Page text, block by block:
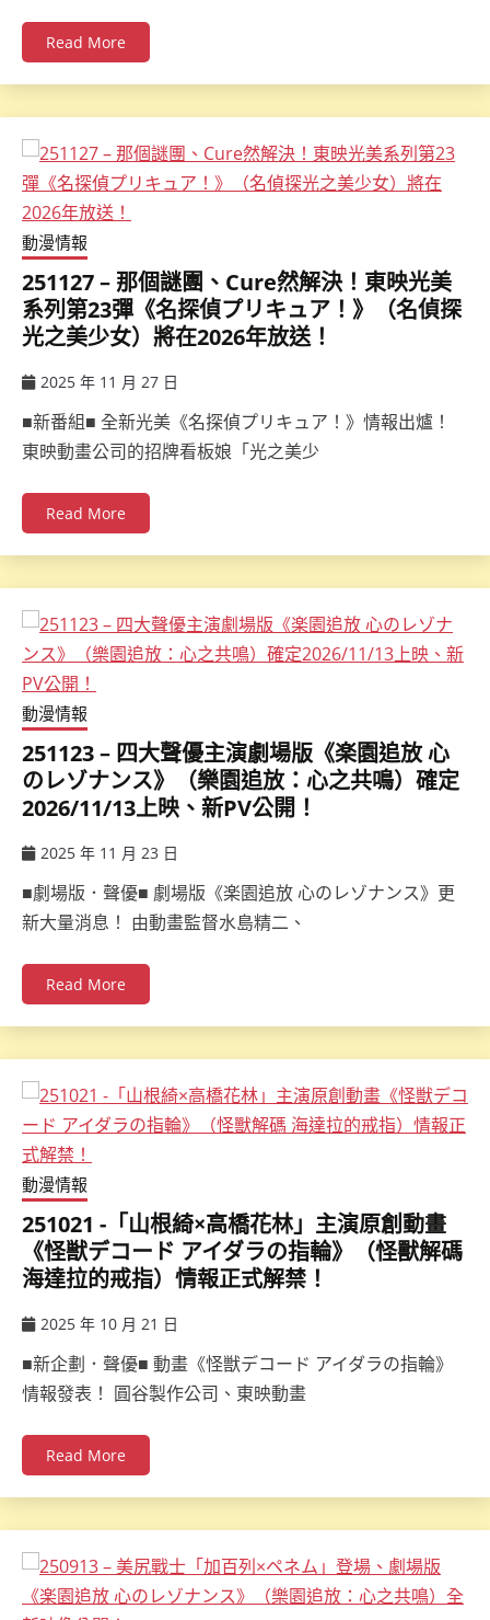
Read More
動漫情報
251127 – 那個謎團、Cure然解決！東映光美
系列第23彈《名探偵プリキュア！》（名偵探
光之美少女）將在2026年放送！
2025 年 11 月 27 日
■新番組■ 全新光美《名探偵プリキュア！》情報出爐！
東映動畫公司的招牌看板娘「光之美少
Read More
動漫情報
251123 – 四大聲優主演劇場版《楽園追放 心
のレゾナンス》（樂園追放：心之共鳴）確定
2026/11/13上映、新PV公開！
2025 年 11 月 23 日
■劇場版．聲優■ 劇場版《楽園追放 心のレゾナンス》更
新大量消息！ 由動畫監督水島精二、
Read More
動漫情報
251021 -「山根綺×高橋花林」主演原創動畫
《怪獣デコード アイダラの指輪》（怪獸解碼
海達拉的戒指）情報正式解禁！
2025 年 10 月 21 日
■新企劃．聲優■ 動畫《怪獣デコード アイダラの指輪》
情報發表！ 圓谷製作公司、東映動畫
Read More